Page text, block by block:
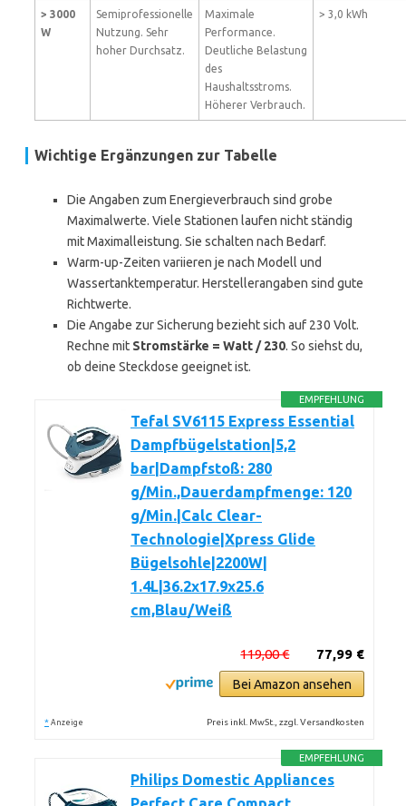
> 3000
W
Semiprofessionelle
Nutzung. Sehr
hoher Durchsatz.
Maximale
Performance.
Deutliche Belastung
des
Haushaltsstroms.
Höherer Verbrauch.
> 3,0 kWh
Wichtige Ergänzungen zur Tabelle
Die Angaben zum Energieverbrauch sind grobe
Maximalwerte. Viele Stationen laufen nicht ständig
mit Maximalleistung. Sie schalten nach Bedarf.
Warm-up-Zeiten variieren je nach Modell und
Wassertanktemperatur. Herstellerangaben sind gute
Richtwerte.
Die Angabe zur Sicherung bezieht sich auf 230 Volt.
Rechne mit Stromstärke = Watt / 230. So siehst du,
ob deine Steckdose geeignet ist.
EMPFEHLUNG
Tefal SV6115 Express Essential
Dampfbügelstation|5,2
bar|Dampfstoß: 280
g/Min.,Dauerdampfmenge: 120
g/Min.|Calc Clear-
Technologie|Xpress Glide
Bügelsohle|2200W|
1.4L|36.2x17.9x25.6
cm,Blau/Weiß
77,99 €
119,00 €
Bei Amazon ansehen
* Anzeige Preis inkl. MwSt., zzgl. Versandkosten
EMPFEHLUNG
Philips Domestic Appliances